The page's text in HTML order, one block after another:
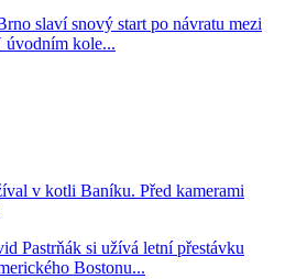
slaví snový start po návratu mezi
úvodním kole...
v kotli Baníku. Před kamerami
Pastrňák si užívá letní přestávku
Bostonu...